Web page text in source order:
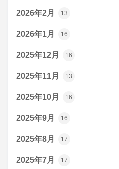
2026年2月 13
2026年1月 16
2025年12月 16
2025年11月 13
2025年10月 16
2025年9月 16
2025年8月 17
2025年7月 17